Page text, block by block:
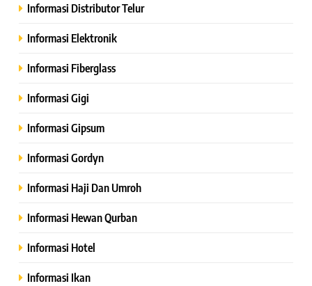
Informasi Distributor Telur
Informasi Elektronik
Informasi Fiberglass
Informasi Gigi
Informasi Gipsum
Informasi Gordyn
Informasi Haji Dan Umroh
Informasi Hewan Qurban
Informasi Hotel
Informasi Ikan